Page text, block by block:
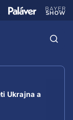
Ukrajna a